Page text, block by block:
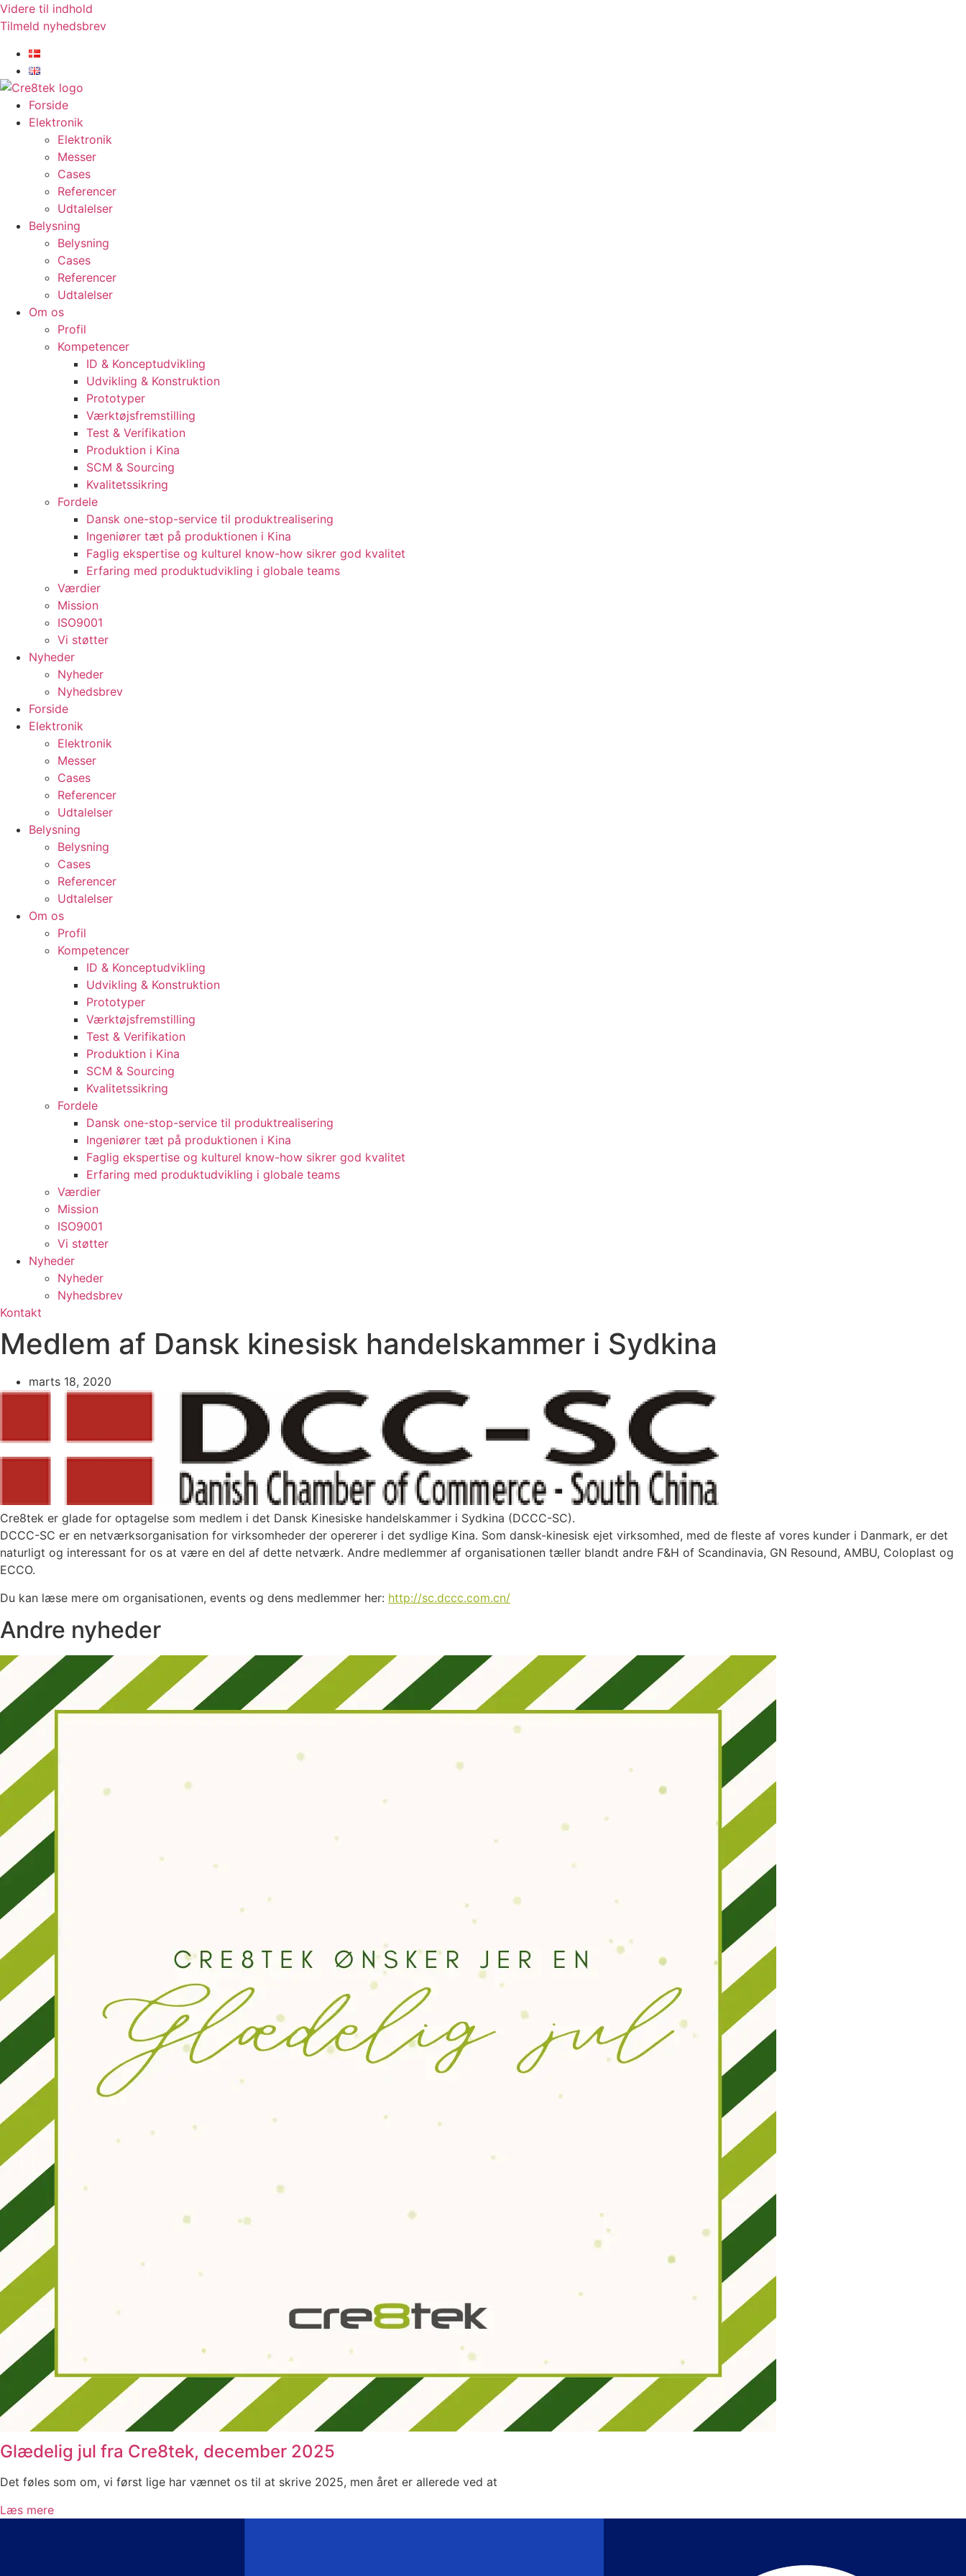
Videre til indhold
Tilmeld nyhedsbrev
Forside
Elektronik
Elektronik
Messer
Cases
Referencer
Udtalelser
Belysning
Belysning
Cases
Referencer
Udtalelser
Om os
Profil
Kompetencer
ID & Konceptudvikling
Udvikling & Konstruktion
Prototyper
Værktøjsfremstilling
Test & Verifikation
Produktion i Kina
SCM & Sourcing
Kvalitetssikring
Fordele
Dansk one-stop-service til produktrealisering
Ingeniører tæt på produktionen i Kina
Faglig ekspertise og kulturel know-how sikrer god kvalitet
Erfaring med produktudvikling i globale teams
Værdier
Mission
ISO9001
Vi støtter
Nyheder
Nyheder
Nyhedsbrev
Forside
Elektronik
Elektronik
Messer
Cases
Referencer
Udtalelser
Belysning
Belysning
Cases
Referencer
Udtalelser
Om os
Profil
Kompetencer
ID & Konceptudvikling
Udvikling & Konstruktion
Prototyper
Værktøjsfremstilling
Test & Verifikation
Produktion i Kina
SCM & Sourcing
Kvalitetssikring
Fordele
Dansk one-stop-service til produktrealisering
Ingeniører tæt på produktionen i Kina
Faglig ekspertise og kulturel know-how sikrer god kvalitet
Erfaring med produktudvikling i globale teams
Værdier
Mission
ISO9001
Vi støtter
Nyheder
Nyheder
Nyhedsbrev
Kontakt
Medlem af Dansk kinesisk handelskammer i Sydkina
marts 18, 2020
Cre8tek er glade for optagelse som medlem i det Dansk Kinesiske handelskammer i Sydkina (DCCC-SC).
DCCC-SC er en netværksorganisation for virksomheder der opererer i det sydlige Kina. Som dansk-kinesisk ejet virksomhed, med de fleste af vores kunder i Danmark, er det
naturligt og interessant for os at være en del af dette netværk. Andre medlemmer af organisationen tæller blandt andre F&H of Scandinavia, GN Resound, AMBU, Coloplast og
ECCO.
Du kan læse mere om organisationen, events og dens medlemmer her: http://sc.dccc.com.cn/
Andre nyheder
Glædelig jul fra Cre8tek, december 2025
Det føles som om, vi først lige har vænnet os til at skrive 2025, men året er allerede ved at
Læs mere